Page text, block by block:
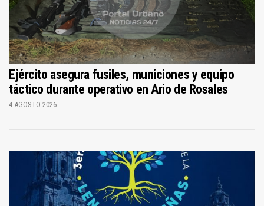
Ejército asegura fusiles, municiones y equipo
táctico durante operativo en Ario de Rosales
4 AGOSTO 2026